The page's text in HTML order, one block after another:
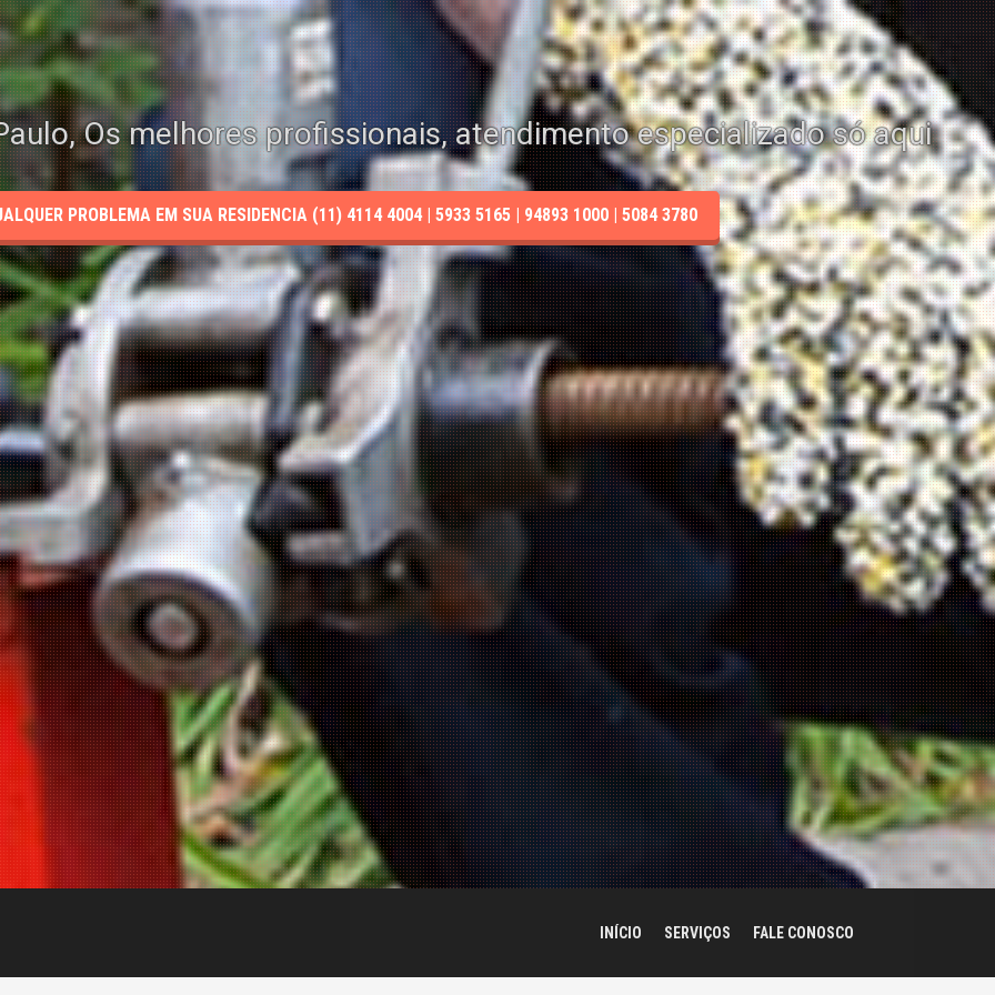
Os melhores profissionais, atendimento especializado só aqui
PROBLEMA EM SUA RESIDENCIA (11) 4114 4004 | 5933 5165 | 94893 1000 | 5084 3780
INÍCIO SERVIÇOS FALE CONOSCO